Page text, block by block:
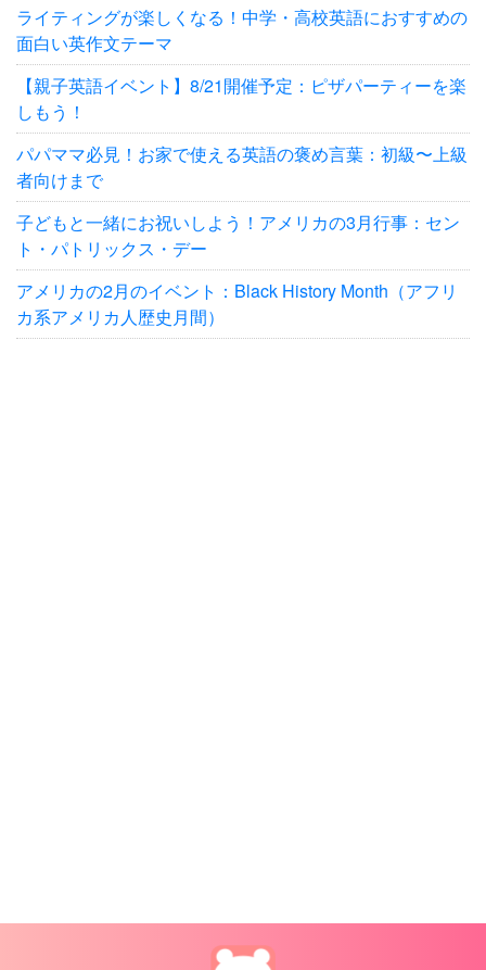
ライティングが楽しくなる！中学・高校英語におすすめの
面白い英作文テーマ
【親子英語イベント】8/21開催予定：ピザパーティーを楽
しもう！
パパママ必見！お家で使える英語の褒め言葉：初級〜上級
者向けまで
子どもと一緒にお祝いしよう！アメリカの3月行事：セン
ト・パトリックス・デー
アメリカの2月のイベント：Black History Month（アフリ
カ系アメリカ人歴史月間）